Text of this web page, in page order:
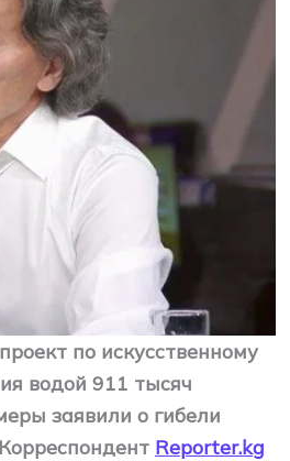
по искусственному
водой 911 тысяч
заявили о гибели
Reporter.kg